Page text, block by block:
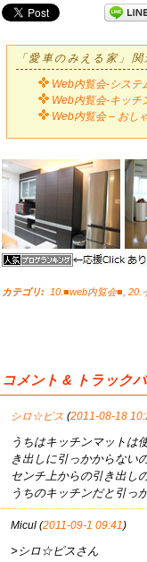
「愛車のみえる家」
Web内覧会-システ
Web内覧会-キッチ
Web内覧会 – おし
カテゴリ: 10.■web内覧会■ 20.
コメント & トラック
シロ☆ピス (2011-08-18
うちはキッチンマットは
き出しに引っかからない
センチ上からの引き出し
うちのキッチンだと引っ
Micul (2011-09-1 09:41 )
>シロ☆ピスさん